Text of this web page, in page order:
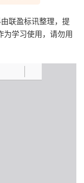
联盈标讯整理，提
学习使用，请勿用